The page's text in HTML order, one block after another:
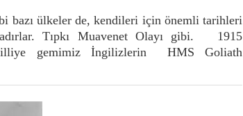
bazı ülkeler de, kendileri için önemli tarihleri
Tıpkı Muavenet Olayı gibi. 1915
gemimiz İngilizlerin HMS Goliath